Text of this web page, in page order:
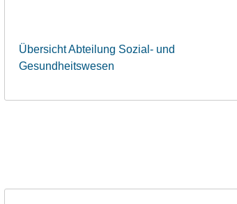
Übersicht Abteilung Sozial- und
Gesundheitswesen